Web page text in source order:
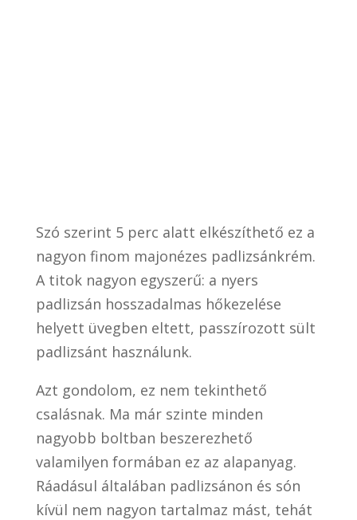
Szó szerint 5 perc alatt elkészíthető ez a
nagyon finom majonézes padlizsánkrém.
A titok nagyon egyszerű: a nyers
padlizsán hosszadalmas hőkezelése
helyett üvegben eltett, passzírozott sült
padlizsánt használunk.
Azt gondolom, ez nem tekinthető
csalásnak. Ma már szinte minden
nagyobb boltban beszerezhető
valamilyen formában ez az alapanyag.
Ráadásul általában padlizsánon és són
kívül nem nagyon tartalmaz mást, tehát